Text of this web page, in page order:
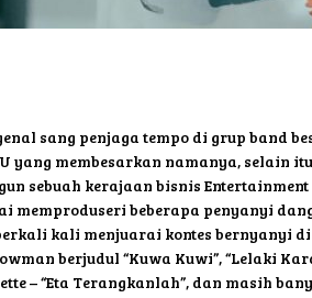
sang penjaga tempo di grup band
yang membesarkan namanya, selain
sebuah kerajaan bisnis
memproduseri beberapa penyanyi
kali menjuarai kontes bernyanyi
berjudul “Kuwa Kuwi”, “Lelaki
– “Eta Terangkanlah”, dan masih